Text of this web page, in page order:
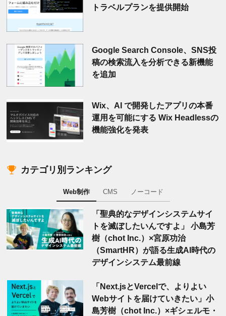
トラベルプランを提供開始
Google Search Console、SNS投
稿の検索流入を分析できる新機能
を追加
Wix、AI で開発したアプリの本番
運用を可能にする Wix Headlessの
機能強化を発表
カテゴリ別ランキング
Web制作 CMS ノーコード
「聖典的なデザインシステムサイ
トを滅ぼしたいんですよ」 小島芳
樹（chot Inc.）×宮原功治
（SmartHR）が語る生成AI時代の
デザインシステム最前線
「Next.jsとVercelで、よりよい
Webサイトを届けていきたい」小
島芳樹（chot Inc.）×ギシェルモ・